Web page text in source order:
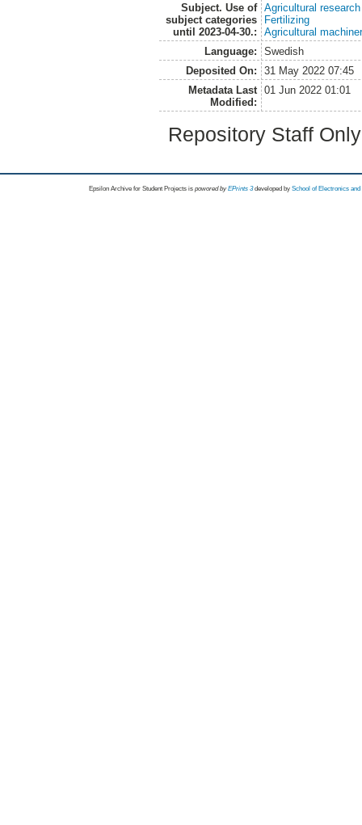
Subject. Use of
subject categories
until 2023-04-30.:
Agricultural research
Fertilizing
Agricultural
Language:
Swedish
Deposited On:
31 May 2022 07:45
Metadata Last
Modified:
01 Jun 2022 01:01
Repository Staff
Epsilon Archive for Student Projects is powored byEPrints 3 developed by School of Electronics